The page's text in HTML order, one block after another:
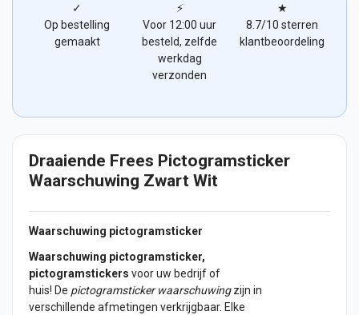
✓
Op bestelling
gemaakt
⚡
Voor 12:00 uur
besteld, zelfde
werkdag
verzonden
★
8.7/10 sterren
klantbeoordeling
Draaiende Frees Pictogramsticker
Waarschuwing Zwart Wit
Waarschuwing pictogramsticker
Waarschuwing pictogramsticker,
pictogramstickers voor uw bedrijf of
huis! De pictogramsticker waarschuwingzijn in
verschillende afmetingen verkrijgbaar. Elke